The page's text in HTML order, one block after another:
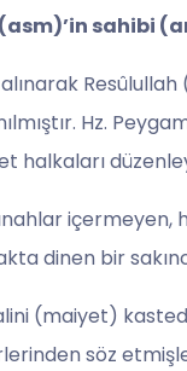
sahibi
Hz.
içermeyen,
dinen bir
(maiyet)
söz